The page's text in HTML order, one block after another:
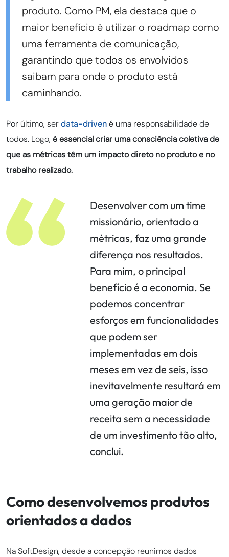
produto. Como PM, ela destaca que o
maior benefício é utilizar o roadmap como
uma ferramenta de comunicação,
garantindo que todos os envolvidos
saibam para onde o produto está
caminhando.
Por último, serdata-drivené uma responsabilidade de
todos. Logo, é essencial criar uma consciência coletiva de
que as métricas têm um impacto direto no produto e no
trabalho realizado.
Desenvolver com um time
missionário, orientado a
métricas, faz uma grande
diferença nos resultados.
Para mim, o principal
benefício é a economia. Se
podemos concentrar
esforços em funcionalidades
que podem ser
implementadas em dois
meses em vez de seis, isso
inevitavelmente resultará em
uma geração maior de
receita sem a necessidade
de um investimento tão alto,
conclui.
Como desenvolvemos produtos
orientados a dados
Na SoftDesign, desde a concepção reunimos dados